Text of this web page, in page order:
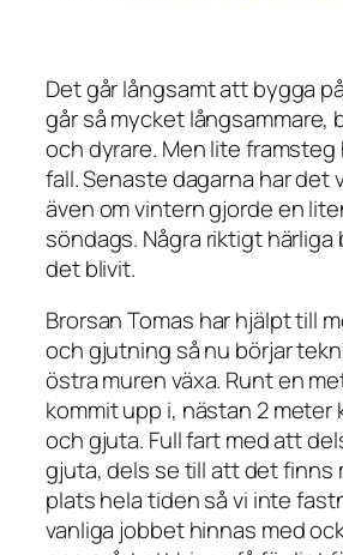
Det går långsamt att bygga
går så mycket långsammare,
och dyrare. Men lite framsteg
fall. Senaste dagarna har det
även om vintern gjorde en
söndags. Några riktigt härliga
det blivit.
Brorsan Tomas har hjälpt till
och gjutning så nu börjar
östra muren växa. Runt en
kommit upp i, nästan 2 meter
och gjuta. Full fart med att
gjuta, dels se till att det finns
plats hela tiden så vi inte
vanliga jobbet hinnas med